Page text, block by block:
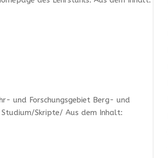
und Forschungsgebiet Berg- und
Skripte/ Aus dem Inhalt: